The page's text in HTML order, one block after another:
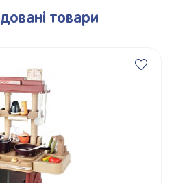
товари